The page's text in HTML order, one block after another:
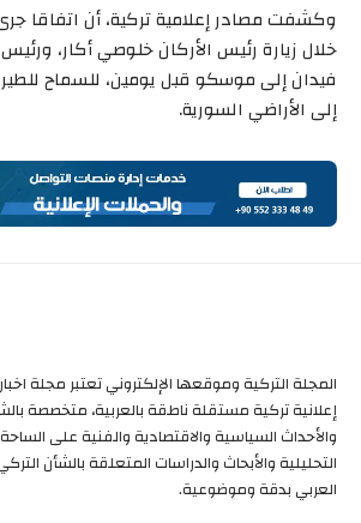
وكشفت مصادر إعلامية تركية، أن اتفاقا
خلال زيارة رئيس الأركان خلوصي أكار،
فيدان إلى موسكو قبل يومين، للسماح
إلى الأراضي السورية.
المجلة التركية وموقعها الإلكتروني تعتبر مجلة
إعلانية تركية مستقلة ناطقة بالعربية، متخصصة
والأحداث السياسية والاقتصادية والفنية على
التحليلية والأبحاث والدراسات المتعلقة بالشأن
العربي بدقة وموضوعية.